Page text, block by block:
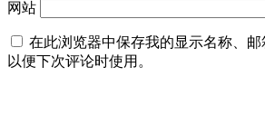
网站
在此浏览器中保存我的显示名称、邮
以便下次评论时使用。